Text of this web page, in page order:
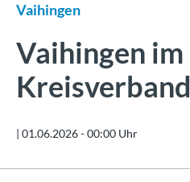
Vaihingen
Vaihingen im
Kreisverband
| 01.06.2026 - 00:00 Uhr